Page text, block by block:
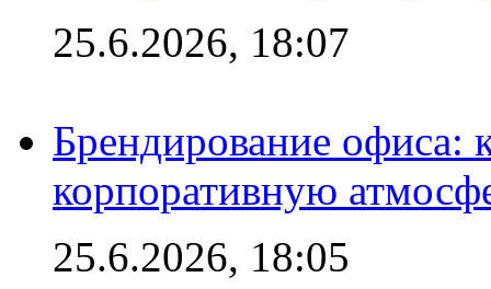
25.6.2026, 18:07
Брендирование офиса:
корпоративную
25.6.2026, 18:05